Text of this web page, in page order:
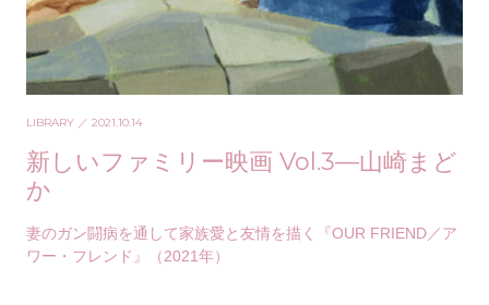
LIBRARY ／ 2021.10.14
新しいファミリー映画 Vol.3—山崎まど
か
妻のガン闘病を通して家族愛と友情を描く『OUR FRIEND／ア
ワー・フレンド』（2021年）